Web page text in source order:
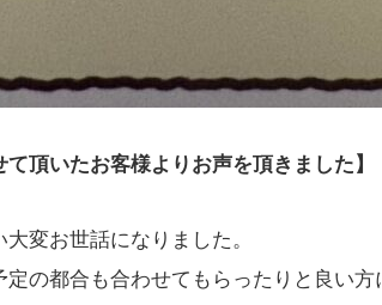
頂いたお客様よりお声を頂きました】
変お世話になりました。
の都合も合わせてもらったりと良い